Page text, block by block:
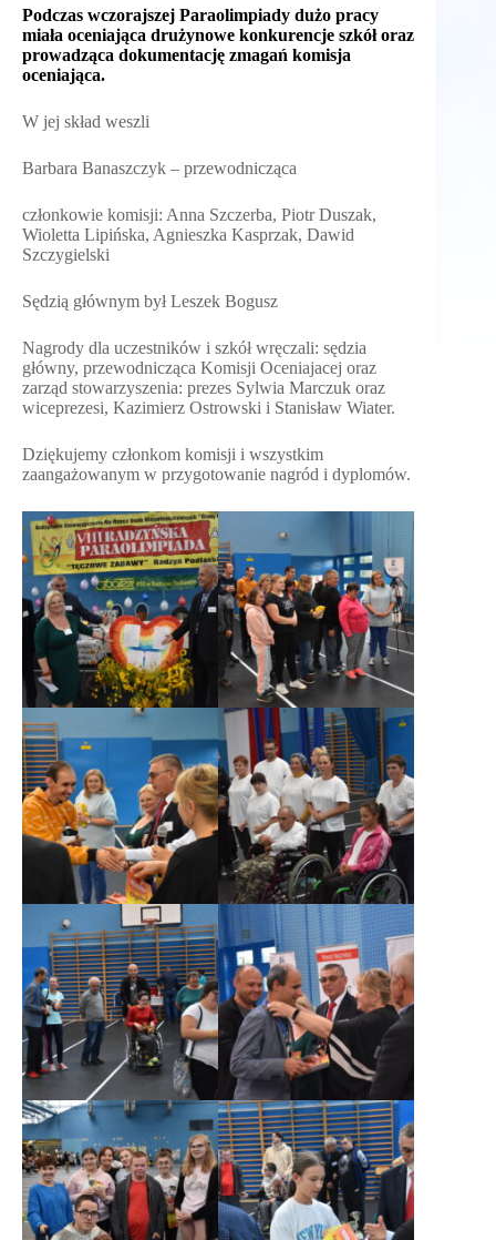
Podczas wczorajszej Paraolimpiady dużo pracy
miała oceniająca drużynowe konkurencje szkół oraz
prowadząca dokumentację zmagań komisja
oceniająca.
W jej skład weszli
Barbara Banaszczyk – przewodnicząca
członkowie komisji: Anna Szczerba, Piotr Duszak,
Wioletta Lipińska, Agnieszka Kasprzak, Dawid
Szczygielski
Sędzią głównym był Leszek Bogusz
Nagrody dla uczestników i szkół wręczali: sędzia
główny, przewodnicząca Komisji Oceniajacej oraz
zarząd stowarzyszenia: prezes Sylwia Marczuk oraz
wiceprezesi, Kazimierz Ostrowski i Stanisław Wiater.
Dziękujemy członkom komisji i wszystkim
zaangażowanym w przygotowanie nagród i dyplomów.